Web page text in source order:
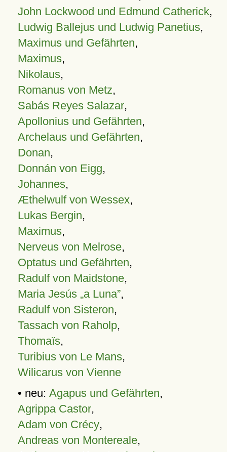
John Lockwood und Edmund Catherick,
Ludwig Ballejus und Ludwig Panetius,
Maximus und Gefährten,
Maximus,
Nikolaus,
Romanus von Metz,
Sabás Reyes Salazar,
Apollonius und Gefährten,
Archelaus und Gefährten,
Donan,
Donnán von Eigg,
Johannes,
Æthelwulf von Wessex,
Lukas Bergin,
Maximus,
Nerveus von Melrose,
Optatus und Gefährten,
Radulf von Maidstone,
Maria Jesús „a Luna”,
Radulf von Sisteron,
Tassach von Raholp,
Thomaïs,
Turibius von Le Mans,
Wilicarus von Vienne
• neu: Agapus und Gefährten,
Agrippa Castor,
Adam von Crécy,
Andreas von Montereale,